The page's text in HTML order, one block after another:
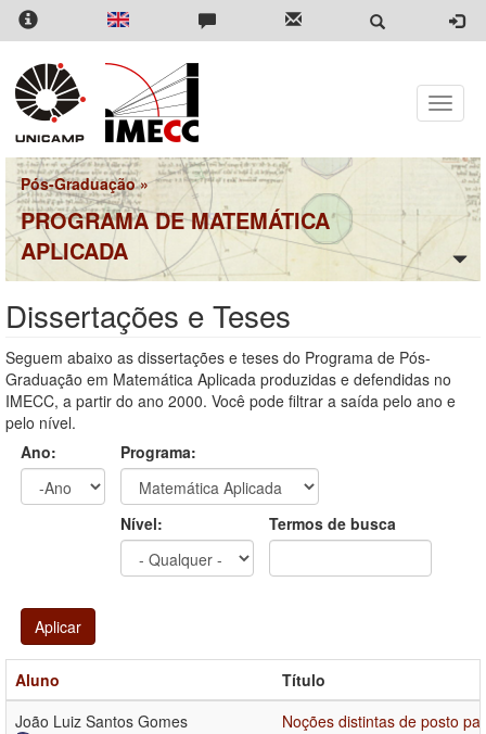
Pular
para
conteúdo
principal
Toggle
Pós-Graduação»
PROGRAMA DE MATEMÁTICA
APLICADA
Dissertações e Teses
Seguem abaixo as dissertações e teses do Programa de Pós-
Graduação em Matemática Aplicada produzidas e defendidas no
IMECC, a partir do ano 2000. Você pode filtrar a saída pelo ano e
pelo nível.
Ano:
Programa:
Nível: Termos de busca
Aplicar
Aluno
Título
João Luiz Santos Gomes
Noções distintas de posto